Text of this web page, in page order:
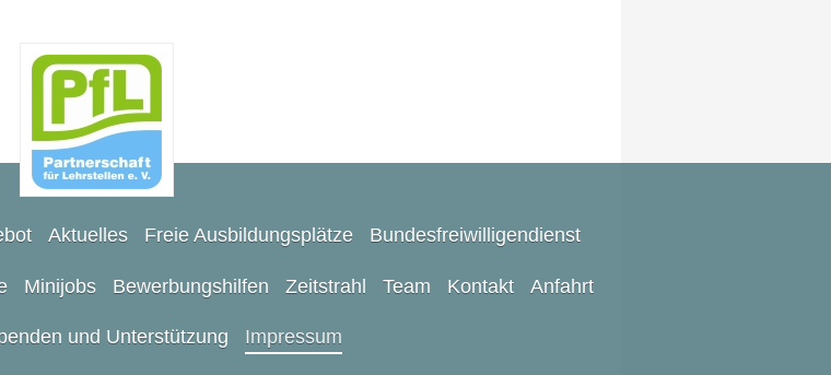
Aktuelles Freie Ausbildungsplätze Bundesfreiwilligendienst
Minijobs Bewerbungshilfen Zeitstrahl Team Kontakt Anfahrt
und Unterstützung Impressum